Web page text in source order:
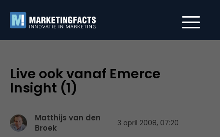
Live ook vanaf Emerce
Insight (1)
Matthijs van den
Broek
3 april 2008, 07:20